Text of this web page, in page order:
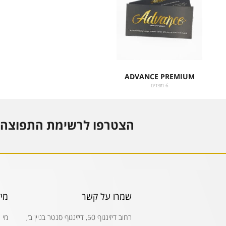
ADVANCE PREMIUM
6 מוצרים
הצטרפו לרשימת
שמרו על קשר
רחוב דיזינגוף 50, דיזינגוף סנטר בניין ב׳,